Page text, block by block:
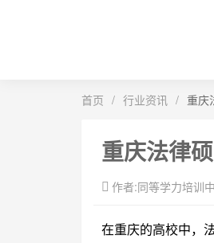
首页 / 行业资讯 / 重庆
重庆法律
作者:同等学力培训
在重庆的高校中，